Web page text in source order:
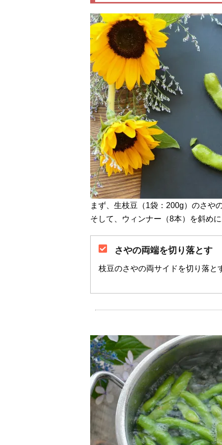
まず、生枝豆（1袋：200g）のさや
そして、ウィンナー（8本）を斜め
さやの両端を切り落とす
枝豆のさやの両サイドを切り落と